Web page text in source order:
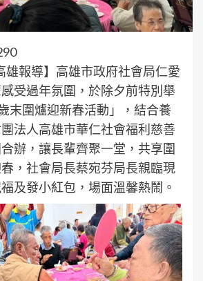
雄報導】高雄市政府社會局仁愛
受過年氛圍，於除夕前特別舉
末圍爐迎新春活動」，結合養
法人高雄市華仁社會福利慈善
辦，讓長輩齊聚一堂，共享圍
，社會局長蔡宛芬局長親臨現
及發小紅包，場面溫馨熱鬧。